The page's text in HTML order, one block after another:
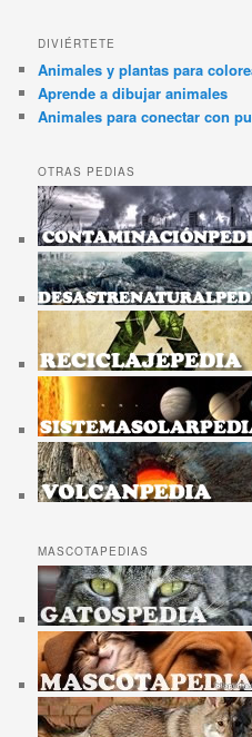
DIVIÉRTETE
Animales y plantas para
Aprende a dibujar animales
Animales para conectar con
OTRAS PEDIAS
MASCOTAPEDIAS